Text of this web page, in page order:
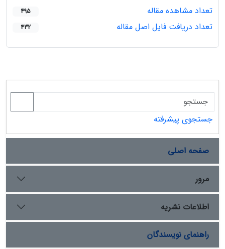
تعداد مشاهده مقاله
495
تعداد دریافت فایل اصل مقاله 432
جستجوی پیشرفته
صفحه اصلی
مرور
اطلاعات نشریه
راهنمای نویسندگان